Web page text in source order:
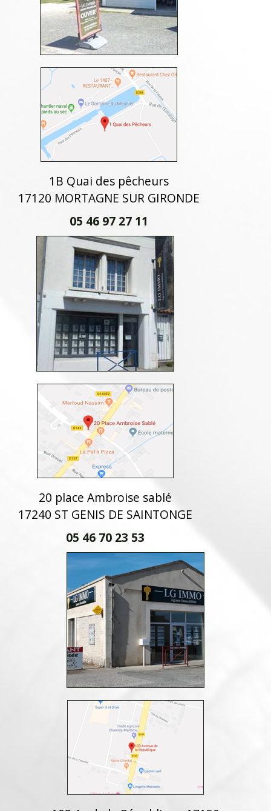
1B Quai des pêcheurs
17120 MORTAGNE SUR GIRONDE
05 46 97 27 11
20 place Ambroise sablé
17240 ST GENIS DE SAINTONGE
05 46 70 23 53